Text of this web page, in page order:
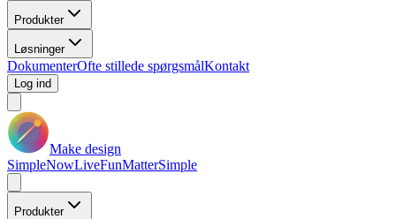
Produkter
Løsninger
DokumenterOfte stillede spørgsmålKontakt
Log ind
Make design
SimpleNowLiveFunMatterSimple
Produkter